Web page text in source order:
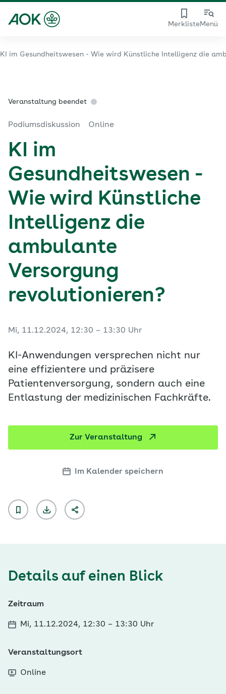
MerklisteMenü
KI im Gesundheitswesen - Wie wird Künstliche Intelligenz die
Veranstaltung beendet
Podiumsdiskussion Online
KI im
Gesundheitswesen -
Wie wird Künstliche
Intelligenz die
ambulante
Versorgung
revolutionieren?
Mi, 11.12.2024, 12:30 – 13:30 Uhr
KI-Anwendungen versprechen nicht nur
eine effizientere und präzisere
Patientenversorgung, sondern auch eine
Entlastung der medizinischen Fachkräfte.
Zur Veranstaltung
Im Kalender speichern
Details auf einen Blick
Zeitraum
Mi, 11.12.2024, 12:30 – 13:30 Uhr
Veranstaltungsort
Online